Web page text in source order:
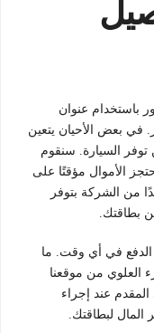
باستخدام عنوان
في بعض الأحيان يتعين
توفر السيارة. سنقوم
الأموال مؤقتًا على
من الشركة بتوفر
بطاقتك.
الدفع في أي وقت. ما
العلوي من موقعنا
المقدم عند إجراء
المال لبطاقتك.